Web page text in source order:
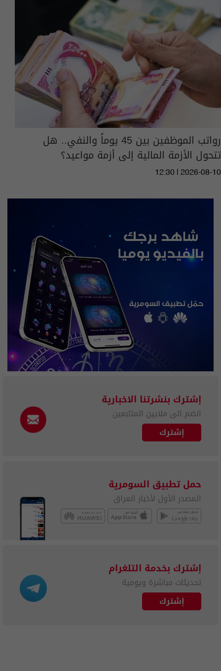
رواتب الموظفين بين 45 يوماً والنفي.. هل
تتحول الأزمة المالية إلى أزمة مواعيد؟
12:30 | 2026-08-10
إشترك بنشرتنا الاخبارية
انضم الى ملايين المتابعين
إشترك
حمل تطبيق السومرية
المصدر الأول لأخبار العراق
إشترك بخدمة التلغرام
تحديثات مباشرة ويومية
إشترك